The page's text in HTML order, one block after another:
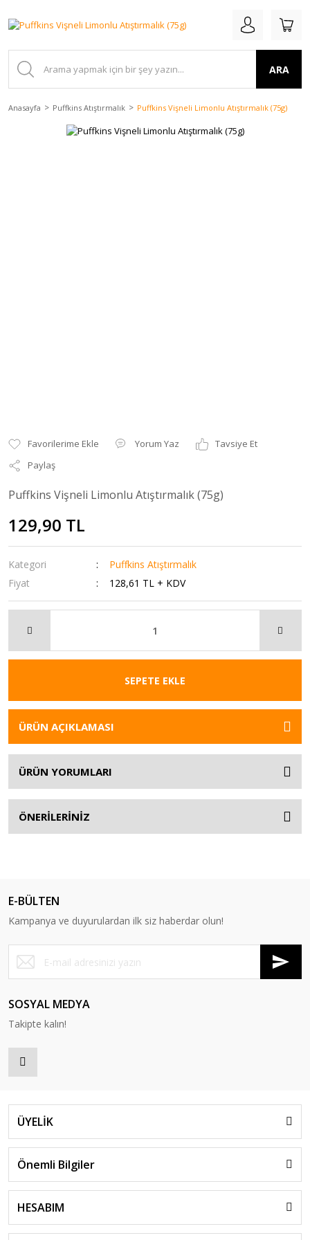
ARA
Anasayfa Puffkins Atıştırmalık Puffkins Vişneli Limonlu Atıştırmalık (75g)
Yorum Yaz
Tavsiye Et
Paylaş
Puffkins Vişneli Limonlu Atıştırmalık (75g)
129,90 TL
Kategori
Puffkins Atıştırmalık
Fiyat
128,61 TL + KDV
SEPETE EKLE
ÜRÜN AÇIKLAMASI
ÜRÜN YORUMLARI
ÖNERİLERİNİZ
E-BÜLTEN
Kampanya ve duyurulardan ilk siz haberdar olun!
SOSYAL MEDYA
Takipte kalın!
ÜYELİK
Önemli Bilgiler
HESABIM